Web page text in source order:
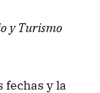
y Turismo
fechas y la